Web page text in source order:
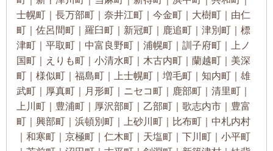
士幌町｜長万部町｜奈井江町｜今金町｜大樹町｜由仁
町｜佐呂間町｜羅臼町｜新冠町｜鹿追町｜津別町｜標
津町｜平取町｜中富良野町｜浦幌町｜訓子府町｜上ノ
国町｜えりも町｜小清水町｜木古内町｜蘭越町｜美深
町｜様似町｜福島町｜上士幌町｜増毛町｜知内町｜雄
武町｜厚真町｜月形町｜ニセコ町｜鹿部町｜清里町｜
上川町｜豊浦町｜厚沢部町｜乙部町｜歌志内市｜豊富
町｜興部町｜浜頓別町｜上砂川町｜比布町｜中札内村
｜和寒町｜京極町｜仁木町｜天塩町｜下川町｜小平町